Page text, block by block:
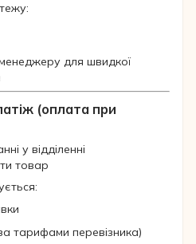
для швидкої
(оплата при
у відділенні
товар
тарифами перевізника)